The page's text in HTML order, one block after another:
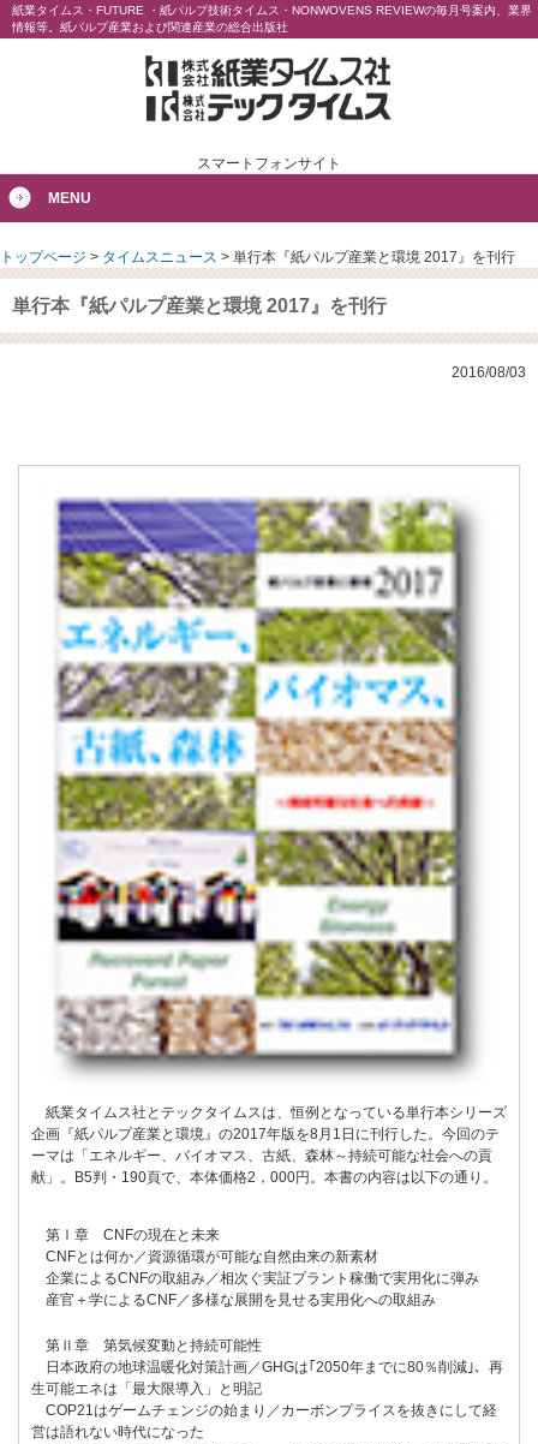
紙業タイムス・FUTURE ・紙パルプ技術タイムス・NONWOVENS REVIEWの毎月号案内、業界
情報等。紙パルプ産業および関連産業の総合出版社
スマートフォンサイト
MENU
トップページ > タイムスニュース > 単行本『紙パルプ産業と環境 2017』を刊行
単行本『紙パルプ産業と環境 2017』を刊行
2016/08/03
紙業タイムス社とテックタイムスは、恒例となっている単行本シリーズ
企画『紙パルプ産業と環境』の2017年版を8月1日に刊行した。今回のテ
ーマは「エネルギー、バイオマス、古紙、森林～持続可能な社会への貢
献」。B5判・190頁で、本体価格2，000円。本書の内容は以下の通り。
第Ⅰ章 CNFの現在と未来
CNFとは何か／資源循環が可能な自然由来の新素材
企業によるCNFの取組み／相次ぐ実証プラント稼働で実用化に弾み
産官＋学によるCNF／多様な展開を見せる実用化への取組み
第Ⅱ章 第気候変動と持続可能性
日本政府の地球温暖化対策計画／GHGは｢2050年までに80％削減｣、再
生可能エネは「最大限導入」と明記
COP21はゲームチェンジの始まり／カーボンプライスを抜きにして経
営は語れない時代になった